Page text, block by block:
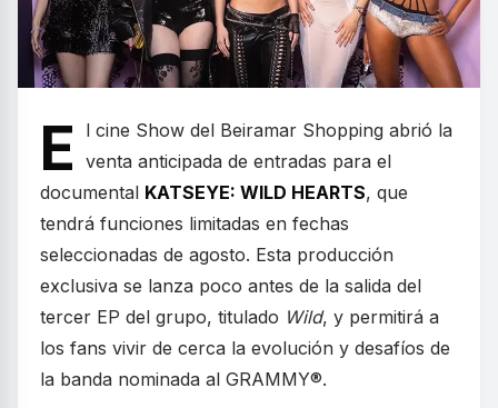
E
l cine Show del Beiramar Shopping abrió la
venta anticipada de entradas para el
documental KATSEYE: WILD HEARTS, que
tendrá funciones limitadas en fechas
seleccionadas de agosto. Esta producción
exclusiva se lanza poco antes de la salida del
tercer EP del grupo, titulado Wild, y permitirá a
los fans vivir de cerca la evolución y desafíos de
la banda nominada al GRAMMY®.